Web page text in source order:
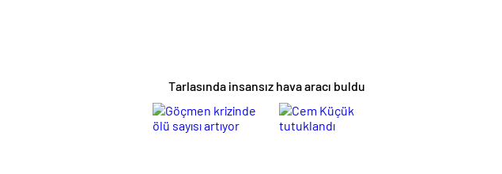
Tarlasında insansız hava aracı buldu